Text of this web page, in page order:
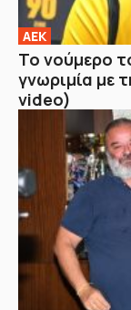
ΑΕΚ
Το νούμερο
γνωριμία με
video)